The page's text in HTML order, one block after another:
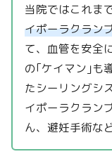
当院ではこれま
イポーラクラン
て、血管を安全
の｢ケイマン｣も
たシーリングシ
イポーラクラン
ん、避妊手術な